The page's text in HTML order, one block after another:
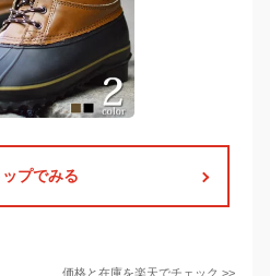
プでみる
価格と在庫を楽天でチェック >>